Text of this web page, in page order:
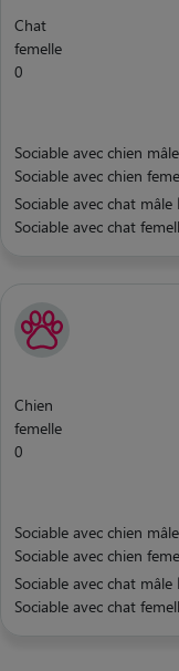
Chat
femelle
0
Sociable avec chien mâle
Sociable avec chien
Sociable avec chat mâle
Sociable avec chat
Chien
femelle
0
Sociable avec chien mâle
Sociable avec chien
Sociable avec chat mâle
Sociable avec chat